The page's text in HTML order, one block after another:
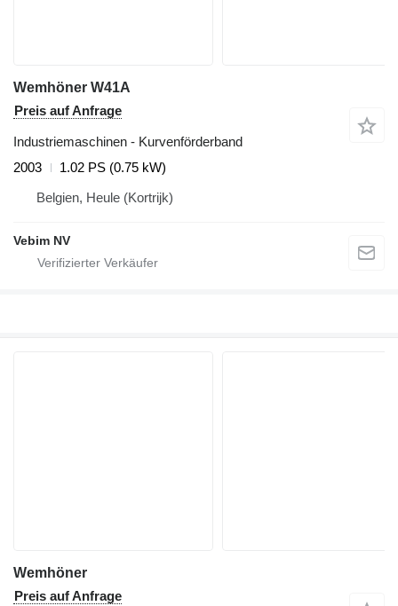
Wemhöner W41A
Preis auf Anfrage
Industriemaschinen - Kurvenförderband
2003
1.02 PS (0.75 kW)
Belgien, Heule (Kortrijk)
Vebim NV
Wemhöner
Preis auf Anfrage